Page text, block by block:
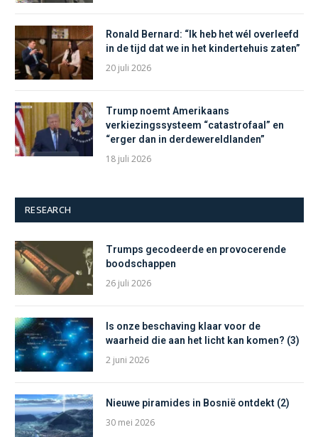
Ronald Bernard: “Ik heb het wél overleefd
in de tijd dat we in het kindertehuis zaten”
20 juli 2026
Trump noemt Amerikaans
verkiezingssysteem “catastrofaal” en
“erger dan in derdewereldlanden”
18 juli 2026
RESEARCH
Trumps gecodeerde en provocerende
boodschappen
26 juli 2026
Is onze beschaving klaar voor de
waarheid die aan het licht kan komen? (3)
2 juni 2026
Nieuwe piramides in Bosnië ontdekt (2)
30 mei 2026